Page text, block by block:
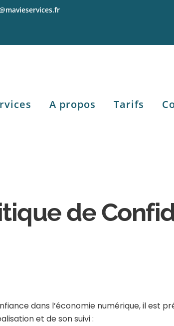
A propos Tarifs
de
dans l’économie numérique, il est
et de son suivi :